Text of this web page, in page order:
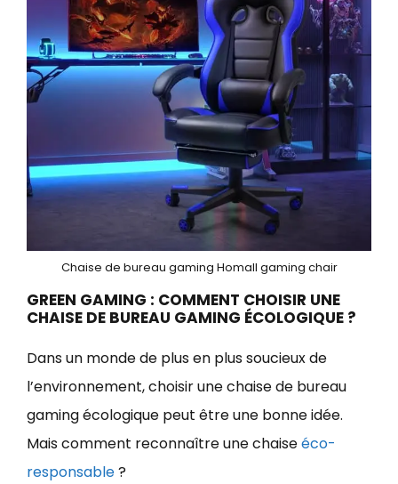
Chaise de bureau gaming Homall gaming chair
GREEN GAMING : COMMENT CHOISIR UNE
CHAISE DE BUREAU GAMING ÉCOLOGIQUE ?
Dans un monde de plus en plus soucieux de
l’environnement, choisir une chaise de bureau
gaming écologique peut être une bonne idée.
Mais comment reconnaître une chaiseéco-
responsable?